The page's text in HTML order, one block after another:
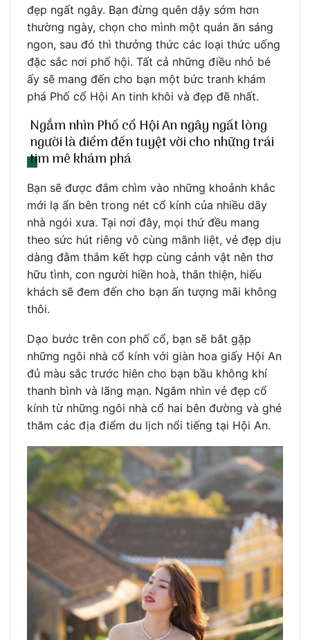
đẹp ngất ngây. Bạn đừng quên dậy sớm hơn
thường ngày, chọn cho mình một quán ăn sáng
ngon, sau đó thì thưởng thức các loại thức uống
đặc sắc nơi phố hội. Tất cả những điều nhỏ bé
ấy sẽ mang đến cho bạn một bức tranh khám
phá Phố cổ Hội An tinh khôi và đẹp đẽ nhất.
Ngắm nhìn Phố cổ Hội An ngây ngất lòng
người là điểm đến tuyệt vời cho những trái
tim mê khám phá
Bạn sẽ được đắm chìm vào những khoảnh khắc
mới lạ ẩn bên trong nét cổ kính của nhiều dãy
nhà ngói xưa. Tại nơi đây, mọi thứ đều mang
theo sức hút riêng vô cùng mãnh liệt, vẻ đẹp dịu
dàng đằm thắm kết hợp cùng cảnh vật nên thơ
hữu tình, con người hiền hoà, thân thiện, hiếu
khách sẽ đem đến cho bạn ấn tượng mãi không
thôi.
Dạo bước trên con phố cổ, bạn sẽ bắt gặp
những ngôi nhà cổ kính với giàn hoa giấy Hội An
đủ màu sắc trước hiên cho bạn bầu không khí
thanh bình và lãng mạn. Ngắm nhìn vẻ đẹp cổ
kính từ những ngôi nhà cổ hai bên đường và ghé
thăm các địa điểm du lịch nổi tiếng tại Hội An.